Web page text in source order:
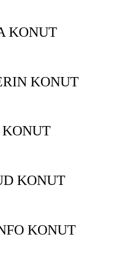
KONUT
KONUT
KONUT
KONUT